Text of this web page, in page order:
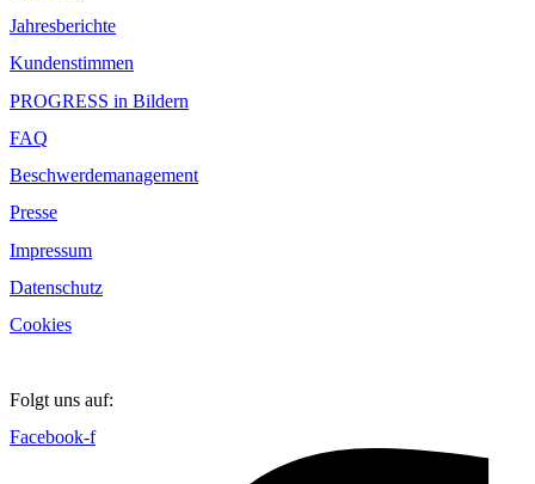
Jahresberichte
Kundenstimmen
PROGRESS in Bildern
FAQ
Beschwerdemanagement
Presse
Impressum
Datenschutz
Cookies
Folgt uns auf:
Facebook-f